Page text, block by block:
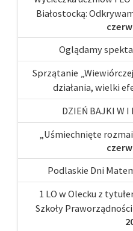
Białostocką:
Oglądamy
Sprzątanie
działania, wielki
DZIEŃ BAJKI W I
„Uśmiechnięte
Podlaskie Dni
1 LO w Olecku z
Szkoły